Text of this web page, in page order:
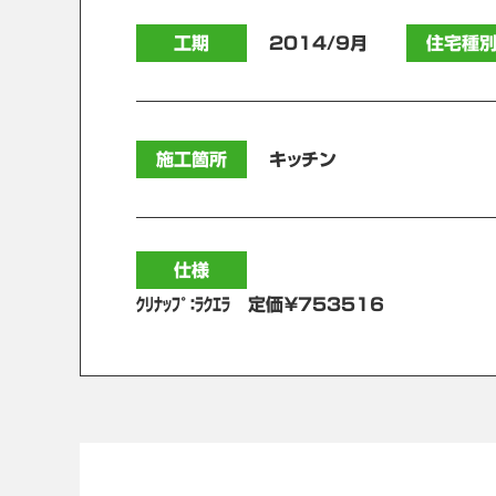
工期 2014/9月 住宅種別
施工箇所 キッチン
仕様
ｸﾘﾅｯﾌﾟ：ﾗｸｴﾗ 定価￥753516